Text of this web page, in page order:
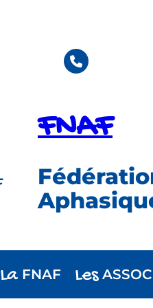
FNAF
LaFNAF Les